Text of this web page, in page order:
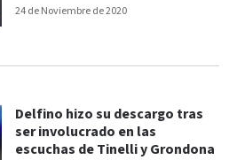
24 de Noviembre de 2020
Delfino hizo su descargo tras
ser involucrado en las
escuchas de Tinelli y Grondona